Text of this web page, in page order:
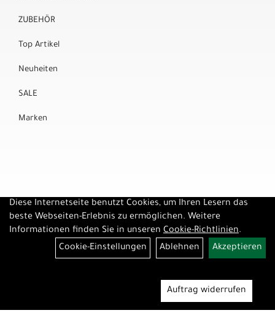
ZUBEHÖR
Top Artikel
Neuheiten
SALE
Marken
Diese Internetseite benutzt Cookies, um Ihren Lesern das
beste Webseiten-Erlebnis zu ermöglichen. Weitere
Informationen finden Sie in unseren Cookie-Richtlinien.
Cookie-Einstellungen
Ablehnen Akzeptieren
Auftrag widerrufen